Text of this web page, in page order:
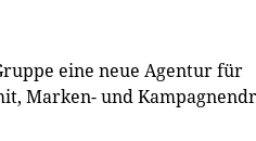
eine neue Agentur für
Marken- und